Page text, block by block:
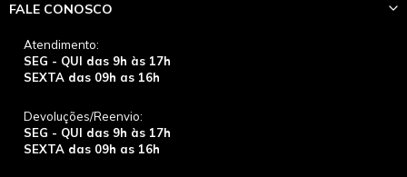
FALE CONOSCO
Atendimento:
SEG - QUI das 9h às 17h
SEXTA das 09h as 16h
Devoluções/Reenvio:
SEG - QUI das 9h às 17h
SEXTA das 09h as 16h